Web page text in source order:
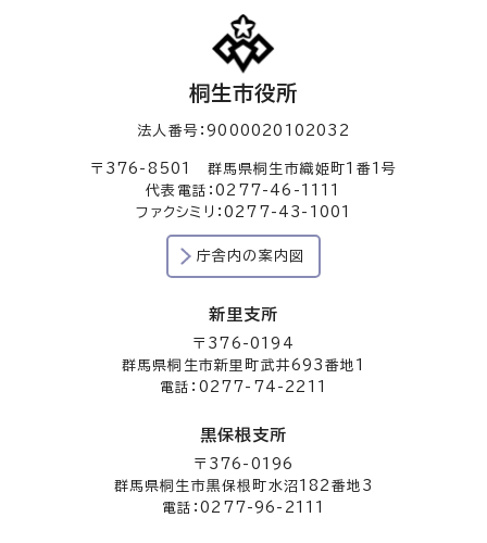
桐生市役所
法人番号：9000020102032
〒376-8501 群馬県桐生市織姫町1番1号
代表電話：0277-46-1111
ファクシミリ：0277-43-1001
庁舎内の案内図
新里支所
〒376-0194
群馬県桐生市新里町武井693番地1
電話：0277-74-2211
黒保根支所
〒376-0196
群馬県桐生市黒保根町水沼182番地3
電話：0277-96-2111